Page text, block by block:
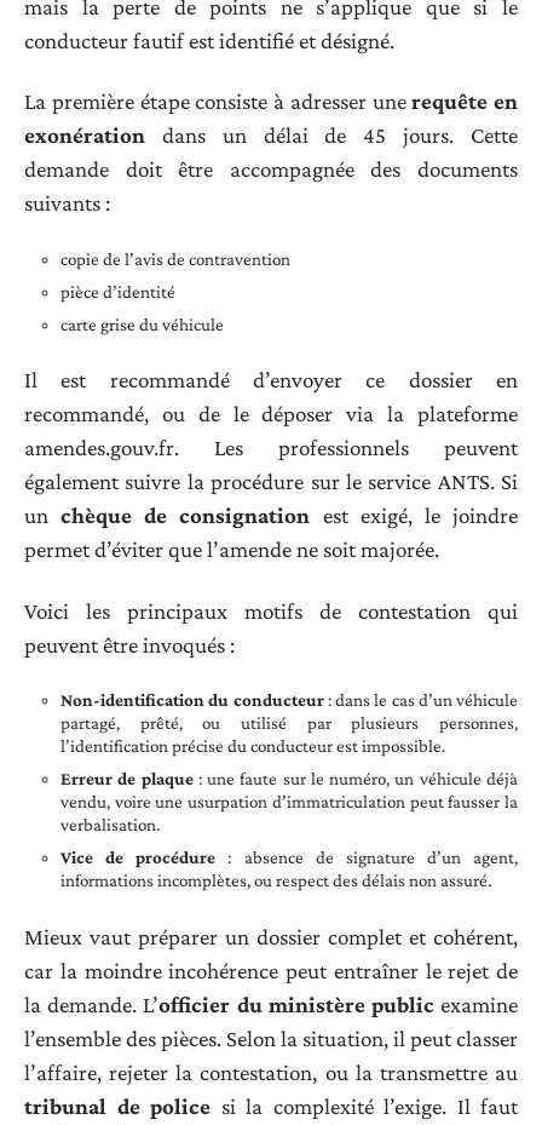
mais la perte de points ne s’applique que si le
conducteur fautif est identifié et désigné.
La première étape consiste à adresser unerequête en
exonération dans un délai de 45 jours. Cette
demande doit être accompagnée des documents
suivants :
copie de l’avis de contravention
pièce d’identité
carte grise du véhicule
Il est recommandé d’envoyer ce dossier en
recommandé, ou de le déposer via la plateforme
amendes.gouv.fr. Les professionnels peuvent
également suivre la procédure sur le service ANTS. Si
unchèque de consignation est exigé, le joindre
permet d’éviter que l’amende ne soit majorée.
Voici les principaux motifs de contestation qui
peuvent être invoqués :
Non-identification du conducteur: dans le cas d’un véhicule
partagé, prêté, ou utilisé par plusieurs personnes,
l’identification précise du conducteur est impossible.
Erreur de plaque: une faute sur le numéro, un véhicule déjà
vendu, voire une usurpation d’immatriculation peut fausser la
verbalisation.
Vice de procédure : absence de signature d’un agent,
informations incomplètes, ou respect des délais non assuré.
Mieux vaut préparer un dossier complet et cohérent,
car la moindre incohérence peut entraîner le rejet de
la demande. L’officier du ministère public examine
l’ensemble des pièces. Selon la situation, il peut classer
l’affaire, rejeter la contestation, ou la transmettre au
tribunal de police si la complexité l’exige. Il faut